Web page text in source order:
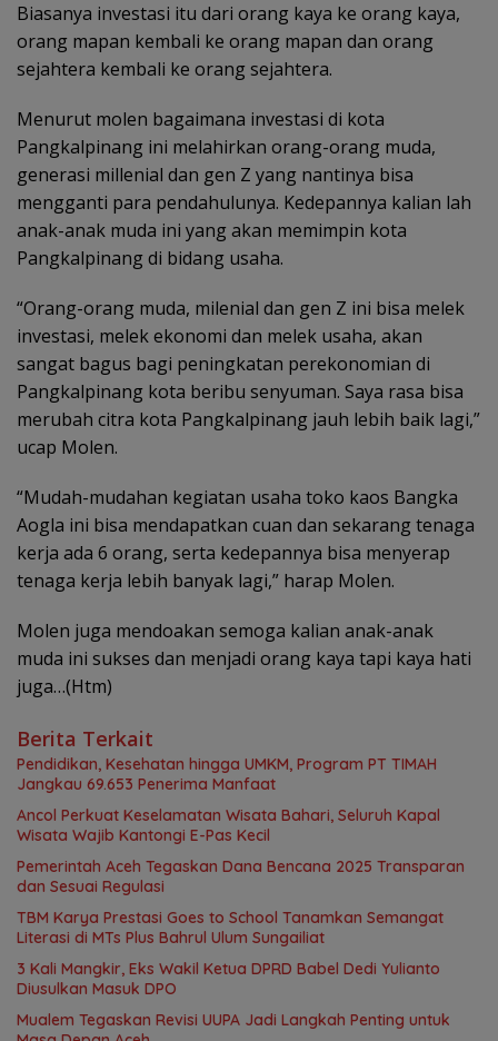
Biasanya investasi itu dari orang kaya ke orang kaya,
orang mapan kembali ke orang mapan dan orang
sejahtera kembali ke orang sejahtera.
Menurut molen bagaimana investasi di kota
Pangkalpinang ini melahirkan orang-orang muda,
generasi millenial dan gen Z yang nantinya bisa
mengganti para pendahulunya. Kedepannya kalian lah
anak-anak muda ini yang akan memimpin kota
Pangkalpinang di bidang usaha.
“Orang-orang muda, milenial dan gen Z ini bisa melek
investasi, melek ekonomi dan melek usaha, akan
sangat bagus bagi peningkatan perekonomian di
Pangkalpinang kota beribu senyuman. Saya rasa bisa
merubah citra kota Pangkalpinang jauh lebih baik lagi,”
ucap Molen.
“Mudah-mudahan kegiatan usaha toko kaos Bangka
Aogla ini bisa mendapatkan cuan dan sekarang tenaga
kerja ada 6 orang, serta kedepannya bisa menyerap
tenaga kerja lebih banyak lagi,” harap Molen.
Molen juga mendoakan semoga kalian anak-anak
muda ini sukses dan menjadi orang kaya tapi kaya hati
juga…(Htm)
Berita Terkait
Pendidikan, Kesehatan hingga UMKM, Program PT TIMAH
Jangkau 69.653 Penerima Manfaat
Ancol Perkuat Keselamatan Wisata Bahari, Seluruh Kapal
Wisata Wajib Kantongi E-Pas Kecil
Pemerintah Aceh Tegaskan Dana Bencana 2025 Transparan
dan Sesuai Regulasi
TBM Karya Prestasi Goes to School Tanamkan Semangat
Literasi di MTs Plus Bahrul Ulum Sungailiat
3 Kali Mangkir, Eks Wakil Ketua DPRD Babel Dedi Yulianto
Diusulkan Masuk DPO
Mualem Tegaskan Revisi UUPA Jadi Langkah Penting untuk